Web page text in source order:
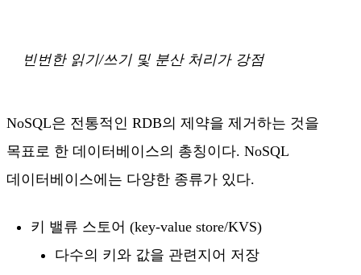
빈번한 읽기/쓰기 및 분산 처리가 강점
NoSQL은 전통적인 RDB의 제약을 제거하는 것을
목표로 한 데이터베이스의 총칭이다. NoSQL
데이터베이스에는 다양한 종류가 있다.
키 밸류 스토어 (key-value store/KVS)
다수의 키와 값을 관련지어 저장